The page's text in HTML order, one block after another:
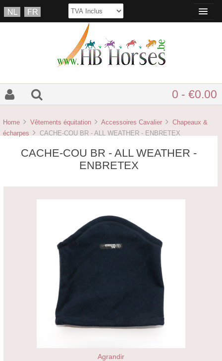
0 - €0.00
Home Vêtements équitation Accessoires Cavalier
Chapeaux &
écharpes
CACHE-COU BR - ALL WEATHER - ENBRETEX
CACHE-COU BR - ALL WEATHER -
ENBRETEX
Agrandir